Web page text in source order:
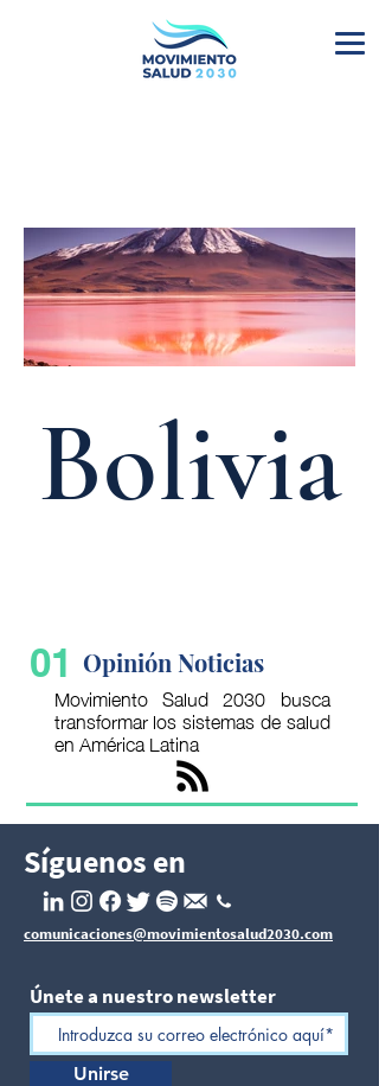
Bolivia
01
Movimiento Salud 2030 busca
transformar los sistemas de salud
en América Latina
Opinión Noticias
Síguenos en
comunicaciones@movimientosalud2030.com
Unirse
Únete a nuestro newsletter